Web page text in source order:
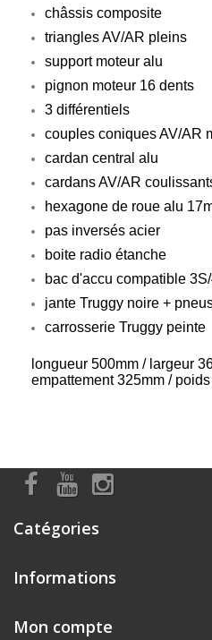
châssis composite
triangles AV/AR pleins
support moteur alu
pignon moteur 16 dents
3 différentiels
couples coniques AV/AR
cardan central alu
cardans AV/AR
hexagone de roue alu
pas inversés acier
boite radio étanche
bac d'accu compatible
jante Truggy noire +
carrosserie Truggy peinte
longueur 500mm / largeur
empattement 325mm /
Catégories
Informations
Mon compte